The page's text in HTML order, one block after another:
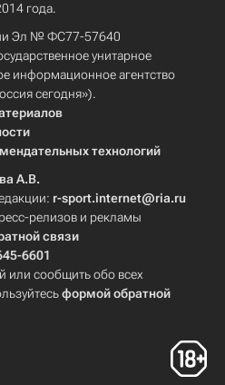
года.
Эл № ФС77-57640
унитарное
информационное агентство
сегодня»).
технологий
А.В.
r-sport.internet@ria.ru
релизов и рекламы
связи
6601
или сообщить обо всех
формой обратной